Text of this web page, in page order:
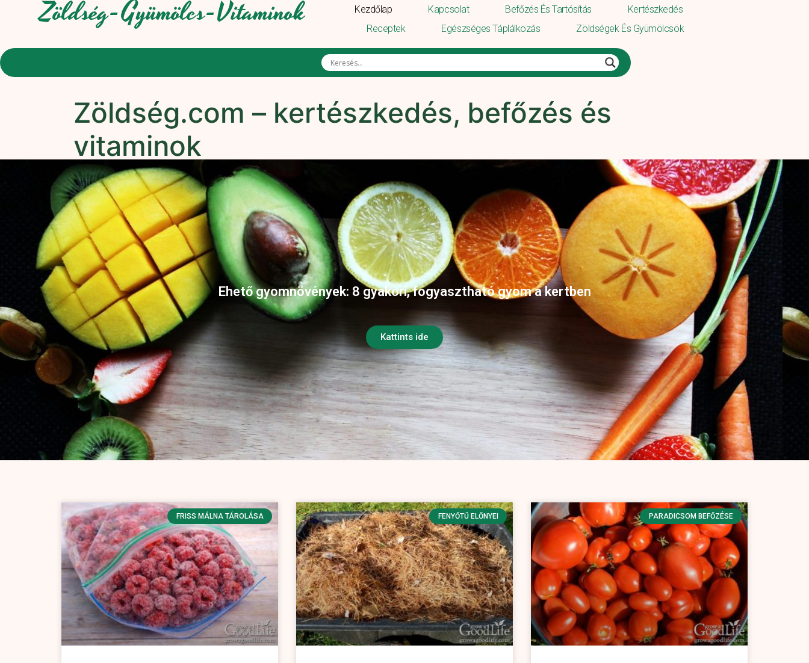
Zöldség-Gyümölcs-Vitaminok Kezdőlap Kapcsolat Befőzés És Tartósítás
Kertészkedés
Receptek
Egészséges Táplálkozás Zöldségek És Gyümölcsök
Zöldség.com – kertészkedés, befőzés és
vitaminok
Ehető gyomnövények: 8 gyakori, fogyasztható gyom a kertben
Kattints ide
FRISS MÁLNA TÁROLÁSA FENYŐTŰ ELŐNYEI PARADICSOM BEFŐZÉSE